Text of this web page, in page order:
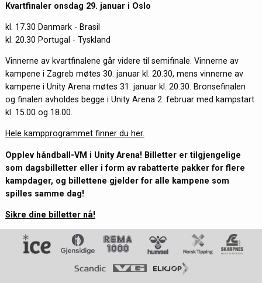
Kvartfinaler onsdag 29. januar i Oslo
kl. 17.30 Danmark - Brasil
kl. 20.30 Portugal - Tyskland
Vinnerne av kvartfinalene går videre til semifinale. Vinnerne av
kampene i Zagreb møtes 30. januar kl. 20.30, mens vinnerne av
kampene i Unity Arena møtes 31. januar kl. 20.30. Bronsefinalen
og finalen avholdes begge i Unity Arena 2. februar med kampstart
kl. 15.00 og 18.00.
Hele kampprogrammet finner du her.
Opplev håndball-VM i Unity Arena! Billetter er tilgjengelige
som dagsbilletter eller i form av rabatterte pakker for flere
kampdager, og billettene gjelder for alle kampene som
spilles samme dag!
Sikre dine billetter nå!